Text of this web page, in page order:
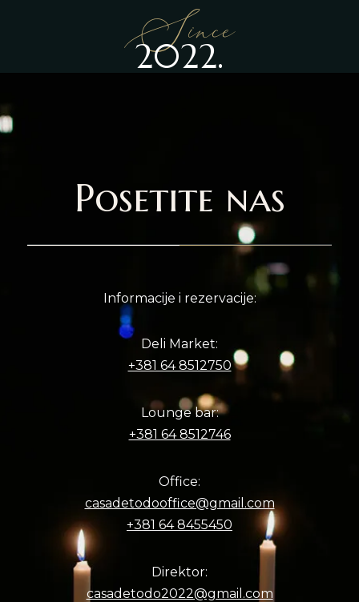
Since
2022.
Posetite nas
Informacije i rezervacije:
Deli Market:
+381 64 8512750
Lounge bar:
+381 64 8512746
Office:
casadetodooffice@gmail.com
+381 64 8455450
Direktor:
casadetodo2022@gmail.com